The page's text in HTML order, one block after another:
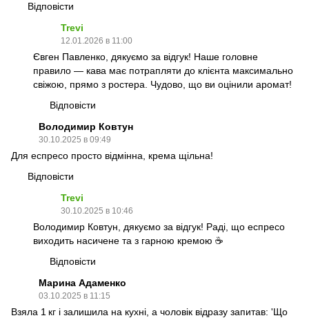
Відповісти
Trevi
12.01.2026 в 11:00
Євген Павленко, дякуємо за відгук! Наше головне
правило — кава має потрапляти до клієнта максимально
свіжою, прямо з ростера. Чудово, що ви оцінили аромат!
Відповісти
Володимир Ковтун
30.10.2025 в 09:49
Для еспресо просто відмінна, крема щільна!
Відповісти
Trevi
30.10.2025 в 10:46
Володимир Ковтун, дякуємо за відгук! Раді, що еспресо
виходить насичене та з гарною кремою ☕
Відповісти
Марина Адаменко
03.10.2025 в 11:15
Взяла 1 кг і залишила на кухні, а чоловік відразу запитав: 'Що